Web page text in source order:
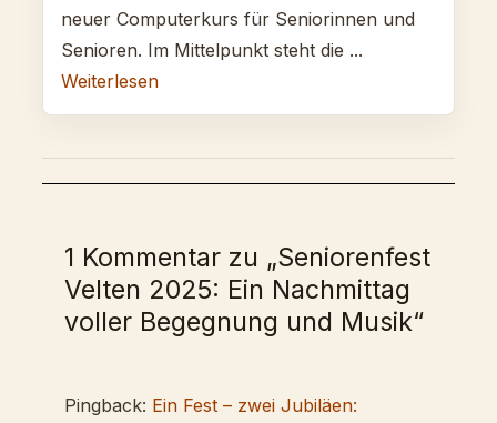
neuer Computerkurs für Seniorinnen und
Senioren. Im Mittelpunkt steht die ...
Weiterlesen
1 Kommentar zu „Seniorenfest
Velten 2025: Ein Nachmittag
voller Begegnung und Musik“
Pingback: Ein Fest – zwei Jubiläen: